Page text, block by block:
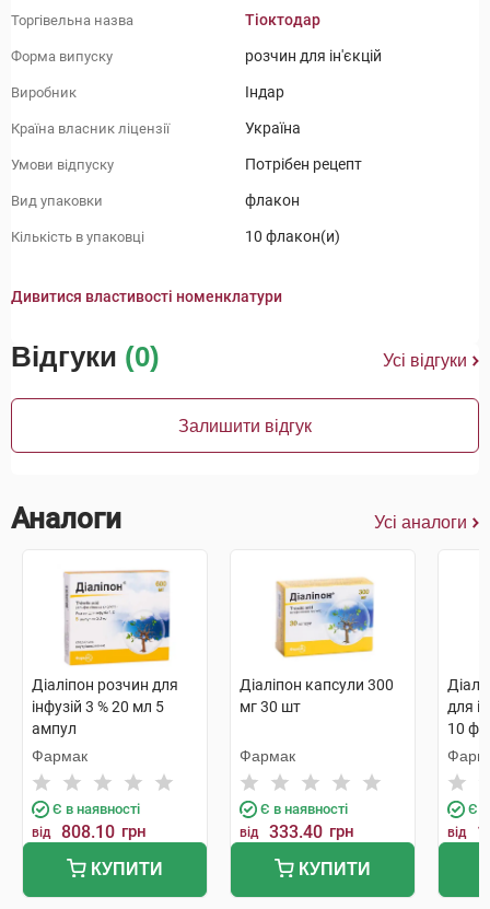
Торгівельна назва Тіоктодар
Форма випуску розчин для ін'єкцій
Виробник Індар
Країна власник ліцензії Україна
Умови відпуску Потрібен рецепт
Вид упаковки флакон
Кількість в упаковці 10 флакон(и)
Дивитися властивості номенклатури
Відгуки (0) Усі відгуки
Залишити відгук
Аналоги Усі аналоги
Діаліпон розчин для
інфузій 3 % 20 мл 5
ампул
Фармак
Є в наявності
від 808.10 грн
КУПИТИ
Діаліпон капсули 300
мг 30 шт
Фармак
Є в наявності
від 333.40 грн
КУПИТИ
для
10
Є в
від